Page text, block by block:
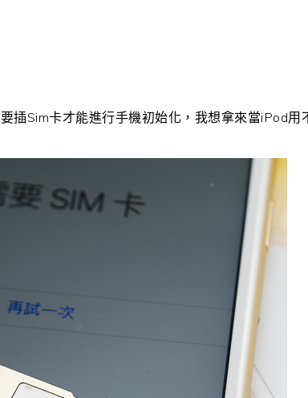
插Sim卡才能進行手機初始化，我想拿來當iPod用